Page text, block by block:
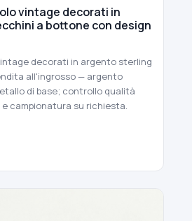
vintage decorati in
a bottone con design
decorati in argento sterling
all'ingrosso — argento
di base; controllo qualità
campionatura su richiesta.